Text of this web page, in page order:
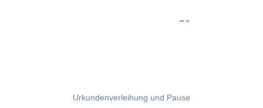
Urkundenverleihung und Pause